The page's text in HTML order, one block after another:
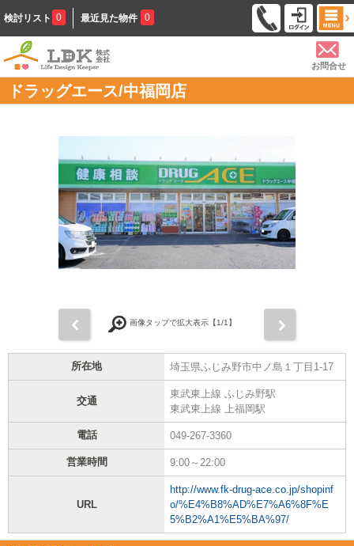
検討リスト 0 最近見た物件 0
お問合せ
ドラッグエース/中福岡店
画像タップで拡大表示【1/1】
所在地 埼玉県ふじみ野市中ノ島１丁目1-17
交通
東武東上線 ふじみ野駅
東武東上線 上福岡駅
電話 049-267-3360
営業時間 9:00～22:00
URL
http://www.fk-drug-ace.co.jp/shopinf
o/%E4%B8%AD%E7%A6%8F%E
5%B2%A1%E5%BA%97/